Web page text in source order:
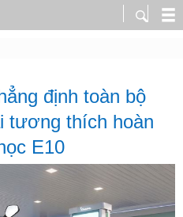
định toàn bộ
tương thích hoàn
E10